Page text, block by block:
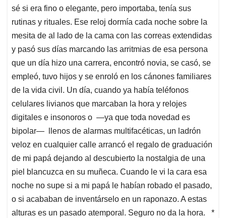
sé si era fino o elegante, pero importaba, tenía sus
rutinas y rituales. Ese reloj dormía cada noche sobre la
mesita de al lado de la cama con las correas extendidas
y pasó sus días marcando las arritmias de esa persona
que un día hizo una carrera, encontró novia, se casó, se
empleó, tuvo hijos y se enroló en los cánones familiares
de la vida civil. Un día, cuando ya había teléfonos
celulares livianos que marcaban la hora y relojes
digitales e insonoros o —ya que toda novedad es
bipolar— llenos de alarmas multifacéticas, un ladrón
veloz en cualquier calle arrancó el regalo de graduación
de mi papá dejando al descubierto la nostalgia de una
piel blancuzca en su muñeca. Cuando le vi la cara esa
noche no supe si a mi papá le habían robado el pasado,
o si acababan de inventárselo en un raponazo. A estas
alturas es un pasado atemporal. Seguro no da la hora. *